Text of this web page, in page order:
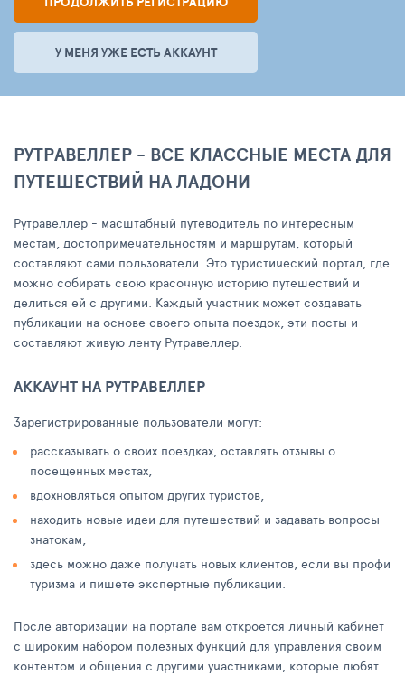
У МЕНЯ УЖЕ ЕСТЬ АККАУНТ
РУТРАВЕЛЛЕР - ВСЕ КЛАССНЫЕ МЕСТА ДЛЯ
ПУТЕШЕСТВИЙ НА ЛАДОНИ
Рутравеллер - масштабный путеводитель по интересным
местам, достопримечательностям и маршрутам, который
составляют сами пользователи. Это туристический портал, где
можно собирать свою красочную историю путешествий и
делиться ей с другими. Каждый участник может создавать
публикации на основе своего опыта поездок, эти посты и
составляют живую ленту Рутравеллер.
АККАУНТ НА РУТРАВЕЛЛЕР
Зарегистрированные пользователи могут:
рассказывать о своих поездках, оставлять отзывы о
посещенных местах,
вдохновляться опытом других туристов,
находить новые идеи для путешествий и задавать вопросы
знатокам,
здесь можно даже получать новых клиентов, если вы профи
туризма и пишете экспертные публикации.
После авторизации на портале вам откроется личный кабинет
с широким набором полезных функций для управления своим
контентом и общения с другими участниками, которые любят